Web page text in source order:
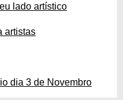
lado artístico
artistas
dia 3 de Novembro